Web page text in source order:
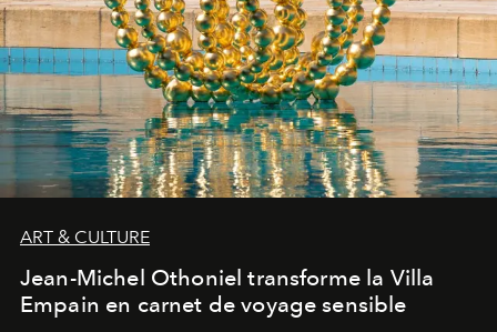
ART & CULTURE
Jean-Michel Othoniel transforme la Villa
Empain en carnet de voyage sensible